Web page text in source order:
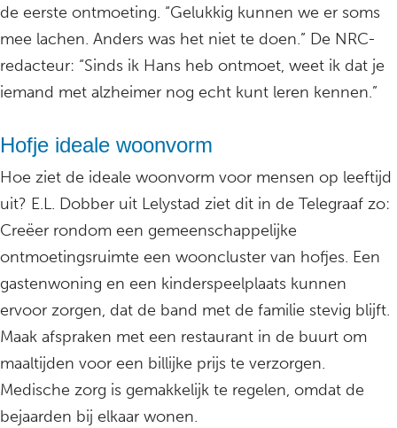
de eerste ontmoeting. “Gelukkig kunnen we er soms
mee lachen. Anders was het niet te doen.” De NRC-
redacteur: “Sinds ik Hans heb ontmoet, weet ik dat je
iemand met alzheimer nog echt kunt leren kennen.”
Hofje ideale woonvorm
Hoe ziet de ideale woonvorm voor mensen op leeftijd
uit? E.L. Dobber uit Lelystad ziet dit in de Telegraaf zo:
Creëer rondom een gemeenschappelijke
ontmoetingsruimte een wooncluster van hofjes. Een
gastenwoning en een kinderspeelplaats kunnen
ervoor zorgen, dat de band met de familie stevig blijft.
Maak afspraken met een restaurant in de buurt om
maaltijden voor een billijke prijs te verzorgen.
Medische zorg is gemakkelijk te regelen, omdat de
bejaarden bij elkaar wonen.